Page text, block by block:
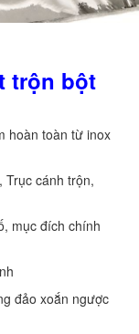
trộn bột
hoàn toàn từ inox
Trục cánh trộn,
mục đích chính
đảo xoắn ngược